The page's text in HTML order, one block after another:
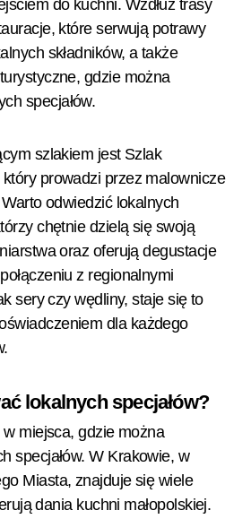
do kuchni. Wzdłuż trasy
które serwują potrawy
składników, a także
gdzie można
specjałów.
szlakiem jest Szlak
prowadzi przez malownicze
odwiedzić lokalnych
chętnie dzielą się swoją
oraz oferują degustacje
z regionalnymi
sery czy wędliny, staje się to
dla każdego
lokalnych specjałów?
w miejsca, gdzie można
specjałów. W Krakowie, w
Miasta, znajduje się wiele
dania kuchni małopolskiej.